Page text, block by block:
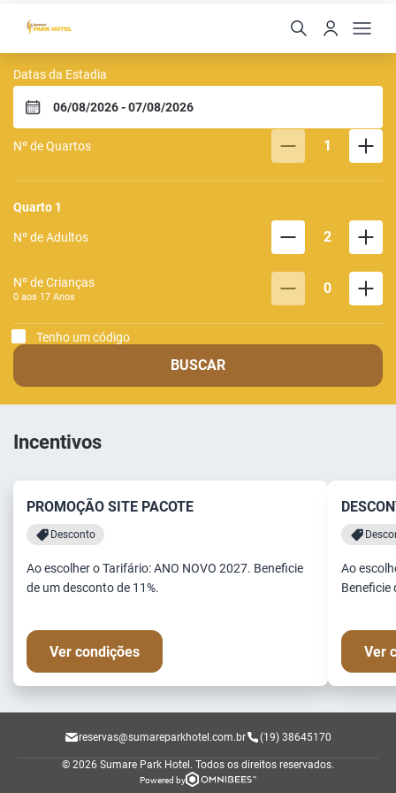
Sumare Park Hotel
Datas da Estadia
Nº de Quartos 1
Quarto 1
Nº de Adultos 2
Nº de Crianças
0 aos 17 Anos 0
Tenho um código
BUSCAR
Incentivos
PROMOÇÃO SITE PACOTE
Desconto
Ao escolher o Tarifário: ANO NOVO 2027. Beneficie
de um desconto de 11%.
Ver condições
Ao
Beneficie
Ver
reservas@sumareparkhotel.com.br (19) 38645170
© 2026 Sumare Park Hotel. Todos os direitos reservados.
Powered by